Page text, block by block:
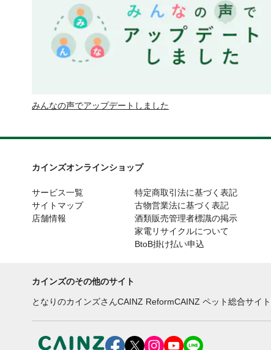
みんなの声でアップデートしました
カインズオンラインショップ
サービス一覧
サイトマップ
店舗情報
特定商取引法に基づく表記
古物営業法に基づく表記
酒類販売管理者標識の掲示
家電リサイクルについて
BtoB掛け払い申込
カインズのその他のサイト
となりのカインズさんCAINZ ReformCAINZ ペット総合サイト